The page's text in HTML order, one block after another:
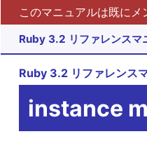
このマニュアルは既に
Ruby 3.2 リファレンスマ
Ruby 3.2 リファレンス
instance